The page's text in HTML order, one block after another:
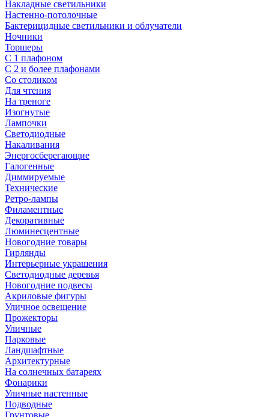
Накладные светильники
Настенно-потолочные
Бактерицидные светильники и облучатели
Ночники
Торшеры
С 1 плафоном
С 2 и более плафонами
Со столиком
Для чтения
На треноге
Изогнутые
Лампочки
Светодиодные
Накаливания
Энергосберегающие
Галогенные
Диммируемые
Технические
Ретро-лампы
Филаментные
Декоративные
Люминесцентные
Новогодние товары
Гирлянды
Интерьерные украшения
Светодиодные деревья
Новогодние подвесы
Акриловые фигуры
Уличное освещение
Прожекторы
Уличные
Парковые
Ландшафтные
Архитектурные
На солнечных батареях
Фонарики
Уличные настенные
Подводные
Грунтовые